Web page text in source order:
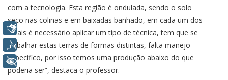
com a tecnologia. Esta região é ondulada, sendo o solo
seco nas colinas e em baixadas banhado, em cada um dos
locais é necessário aplicar um tipo de técnica, tem que se
trabalhar estas terras de formas distintas, falta manejo
específico, por isso temos uma produção abaixo do que
poderia ser”, destaca o professor.
Libras
Voz
+ Acessibilidade